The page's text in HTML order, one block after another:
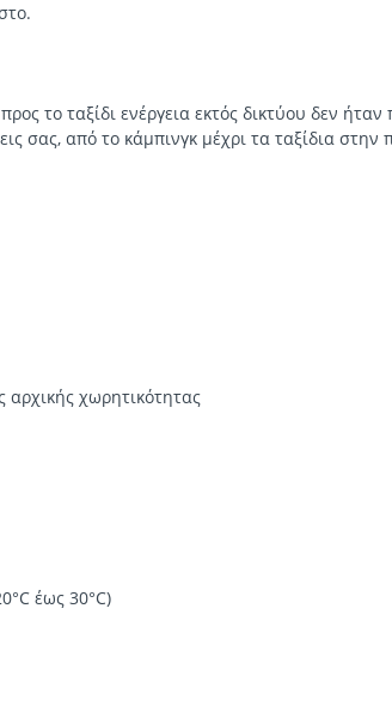
το ταξίδι ενέργεια εκτός δικτύου δεν
σας, από το κάμπινγκ μέχρι τα ταξίδια στην
χωρητικότητας
έως 30°C)